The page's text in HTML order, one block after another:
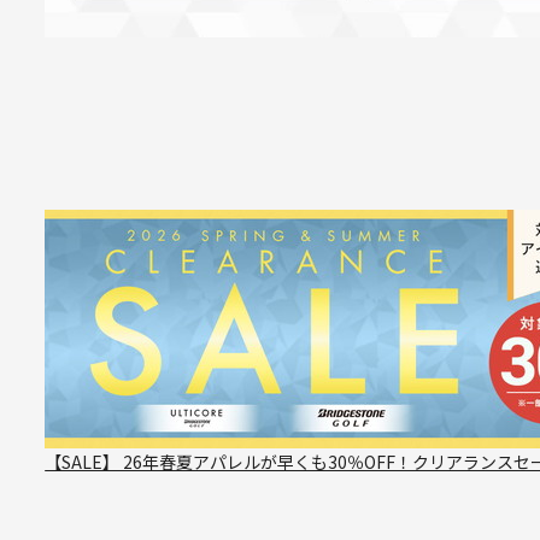
【SALE】 26年春夏アパレルが早くも30％OFF！クリアランスセ